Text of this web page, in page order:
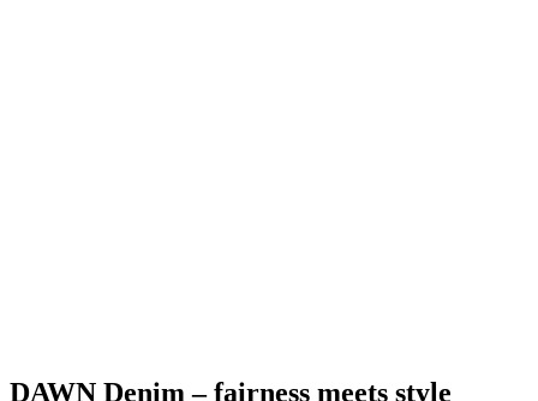
DAWN Denim – fairness meets style